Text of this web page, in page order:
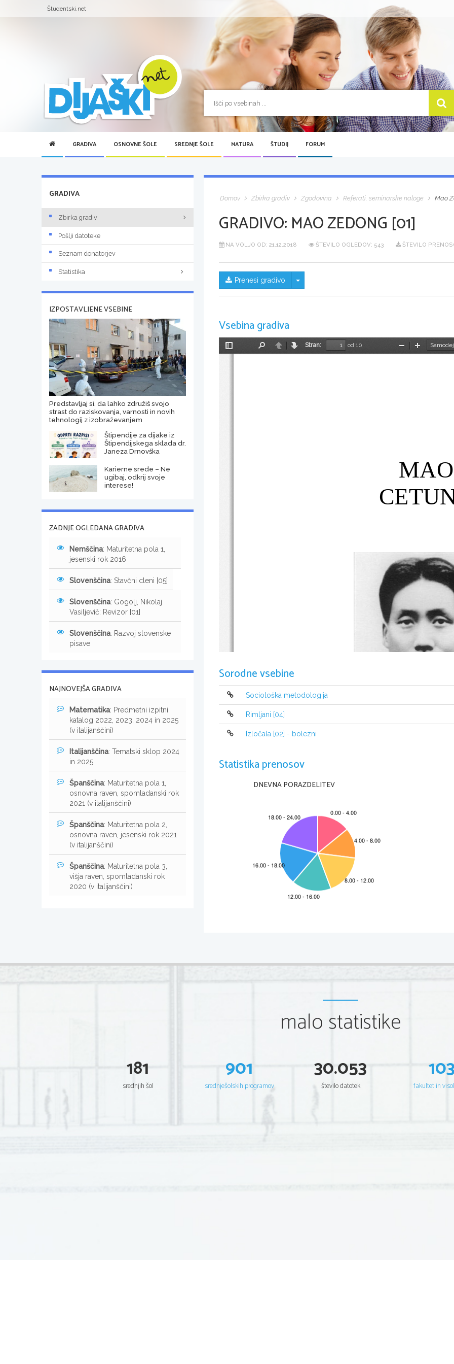
Študentski.net
GRADIVA OSNOVNE ŠOLE SREDNJE ŠOLE MATURA ŠTUDIJ FORUM
Domov Zbirka gradiv Zgodovina Referati, seminarske naloge Mao
GRADIVO: MAO ZEDONG [01]
NA VOLJO OD: 21.12.2018 ŠTEVILO OGLEDOV: 543 ŠTEVILO
Prenesi gradivo Skrij/prikaži meni
Vsebina gradiva
Preklopi
NazajNaprej
Stran:
od 10
PomanjšajPovečaj
MAO
Herojski Dolgi
Državljanska
Sorodne vsebine
Sociološka metodologija
Rimljani [04]
Izločala [02] - bolezni
Statistika prenosov
DNEVNA PORAZDELITEV
GRADIVA
Zbirka gradiv
Pošlji datoteke
Seznam donatorjev
Statistika
IZPOSTAVLJENE VSEBINE
Predstavljaj si, da lahko združiš svojo
strast do raziskovanja, varnosti in novih
tehnologij z izobraževanjem
Štipendije za dijake iz
Štipendijskega sklada dr.
Janeza Drnovška
Karierne srede – Ne
ugibaj, odkrij svoje
interese!
ZADNJE OGLEDANA GRADIVA
Nemščina: Maturitetna pola 1,
jesenski rok 2016
Slovenščina: Stavčni cleni [05]
Slovenščina: Gogolj, Nikolaj
Vasiljevič: Revizor [01]
Slovenščina: Razvoj slovenske
pisave
NAJNOVEJŠA GRADIVA
Matematika: Predmetni izpitni
katalog 2022, 2023, 2024 in 2025
(v italijanščini)
Italijanščina: Tematski sklop 2024
in 2025
Španščina: Maturitetna pola 1,
osnovna raven, spomladanski rok
2021 (v italijanščini)
Španščina: Maturitetna pola 2,
osnovna raven, jesenski rok 2021
(v italijanščini)
Španščina: Maturitetna pola 3,
višja raven, spomladanski rok
2020 (v italijanščini)
malo statistike
181
srednjih šol
901
srednješolskih programov
30.053
število datotek fakultet in